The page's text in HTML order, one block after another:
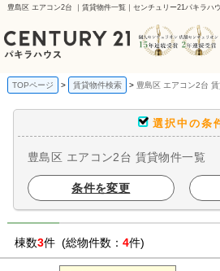
豊島区 エアコン2台 ｜賃貸物件一覧｜センチュリー21パキラハ
TOPページ 賃貸物件検索 豊島区 エアコン2台
選択中の条
豊島区 エアコン2台 賃貸物件一覧
条件を変更
棟数3件 (総物件数： 4件)